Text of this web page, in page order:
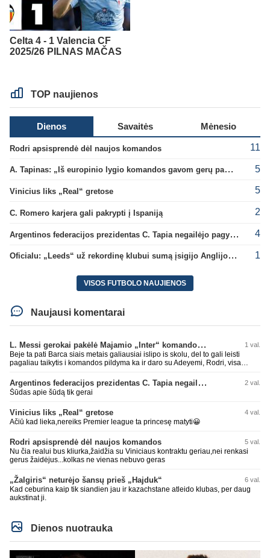
Celta 4 - 1 Valencia CF
2025/26 PILNAS MAČAS
TOP naujienos
Dienos Savaitės Mėnesio
Rodri apsisprendė dėl naujos komandos 11
A. Tapinas: „Iš europinio lygio komandos gavom gerų pamokų“ 5
Vinicius liks „Real“ gretose 5
C. Romero karjera gali pakrypti į Ispaniją 2
Argentinos federacijos prezidentas C. Tapia negailėjo pagyrų G. Infantino 4
Oficialu: „Leeds“ už rekordinę klubui sumą įsigijo Anglijos rinktinės vartininką 1
VISOS FUTBOLO NAUJIENOS
Naujausi komentarai
L. Messi gerokai pakėlė Majamio „Inter“ komandos vertę 1 val.
Beje ta pati Barca siais metais galiausiai islipo is skolu, del to gali leisti
pagaliau taikytis i komandos pildyma ka ir daro su Adeyemi, Rodri, visa
Argentinos federacijos prezidentas C. Tapia negailėjo pagyrų G. Infantino 2 val.
Šūdas apie šūdą tik gerai
Vinicius liks „Real“ gretose 4 val.
Ačiū kad lieka,nereiks Premier league ta princesę matyti😀
Rodri apsisprendė dėl naujos komandos 5 val.
Nu čia realui bus kliurka,žaidžia su Viniciaus kontraktu geriau,nei renkasi
gerus žaidėjus...kolkas ne vienas nebuvo geras
„Žalgiris“ neturėjo šansų prieš „Hajduk“ 6 val.
Kad ceburina kaip tik siandien jau ir kazachstane atleido klubas, per daug
aukstinat ji.
Dienos nuotrauka